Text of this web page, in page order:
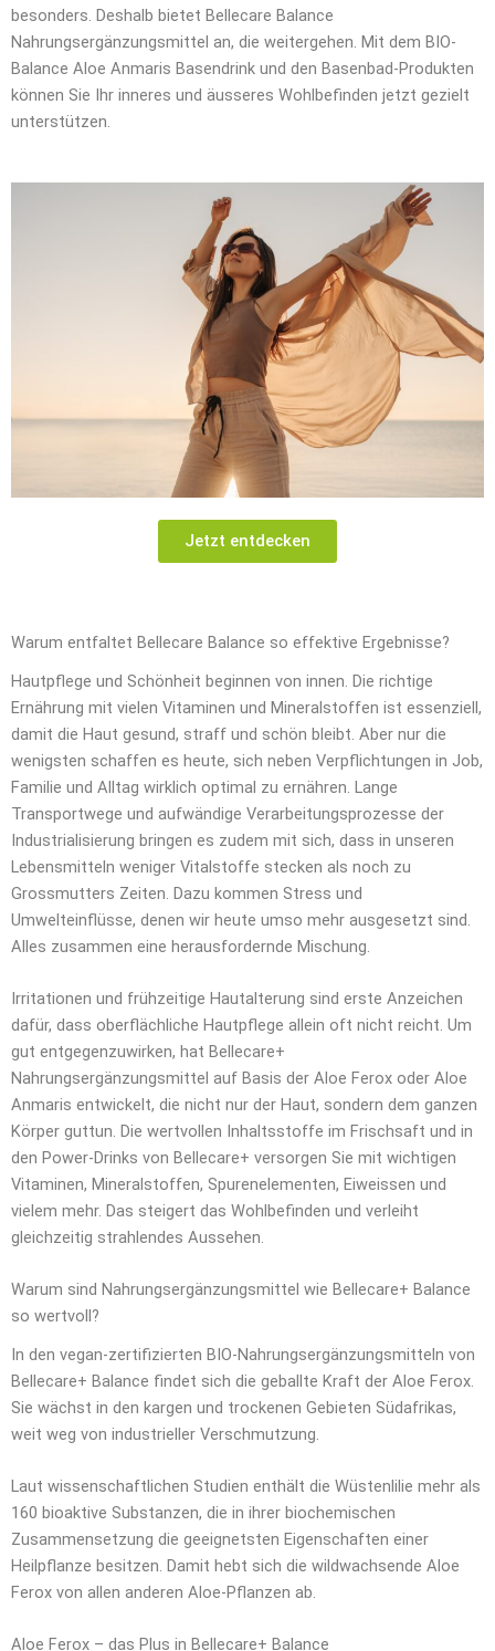
besonders. Deshalb bietet Bellecare Balance
Nahrungsergänzungsmittel an, die weitergehen. Mit dem BIO-
Balance Aloe Anmaris Basendrink und den Basenbad-Produkten
können Sie Ihr inneres und äusseres Wohlbefinden jetzt gezielt
unterstützen.
Jetzt entdecken
Warum entfaltet Bellecare Balance so effektive Ergebnisse?
Hautpflege und Schönheit beginnen von innen. Die richtige
Ernährung mit vielen Vitaminen und Mineralstoffen ist essenziell,
damit die Haut gesund, straff und schön bleibt. Aber nur die
wenigsten schaffen es heute, sich neben Verpflichtungen in Job,
Familie und Alltag wirklich optimal zu ernähren. Lange
Transportwege und aufwändige Verarbeitungsprozesse der
Industrialisierung bringen es zudem mit sich, dass in unseren
Lebensmitteln weniger Vitalstoffe stecken als noch zu
Grossmutters Zeiten. Dazu kommen Stress und
Umwelteinflüsse, denen wir heute umso mehr ausgesetzt sind.
Alles zusammen eine herausfordernde Mischung.
Irritationen und frühzeitige Hautalterung sind erste Anzeichen
dafür, dass oberflächliche Hautpflege allein oft nicht reicht. Um
gut entgegenzuwirken, hat Bellecare+
Nahrungsergänzungsmittel auf Basis der Aloe Ferox oder Aloe
Anmaris entwickelt, die nicht nur der Haut, sondern dem ganzen
Körper guttun. Die wertvollen Inhaltsstoffe im Frischsaft und in
den Power-Drinks von Bellecare+ versorgen Sie mit wichtigen
Vitaminen, Mineralstoffen, Spurenelementen, Eiweissen und
vielem mehr. Das steigert das Wohlbefinden und verleiht
gleichzeitig strahlendes Aussehen.
Warum sind Nahrungsergänzungsmittel wie Bellecare+ Balance
so wertvoll?
In den vegan-zertifizierten BIO-Nahrungsergänzungsmitteln von
Bellecare+ Balance findet sich die geballte Kraft der Aloe Ferox.
Sie wächst in den kargen und trockenen Gebieten Südafrikas,
weit weg von industrieller Verschmutzung.
Laut wissenschaftlichen Studien enthält die Wüstenlilie mehr als
160 bioaktive Substanzen, die in ihrer biochemischen
Zusammensetzung die geeignetsten Eigenschaften einer
Heilpflanze besitzen. Damit hebt sich die wildwachsende Aloe
Ferox von allen anderen Aloe-Pflanzen ab.
Aloe Ferox – das Plus in Bellecare+ Balance